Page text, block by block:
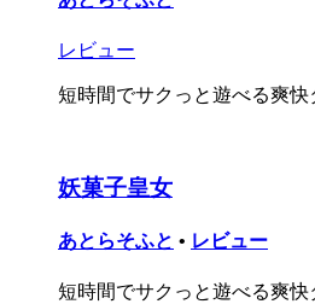
レビュー
短時間でサクっと遊べる爽快
妖菓子皇女
あとらそふと • レビュー
短時間でサクっと遊べる爽快